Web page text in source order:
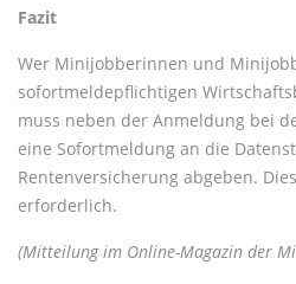
Fazit
Wer Minijobberinnen und
sofortmeldepflichtigen
muss neben der Anmeldung bei
eine Sofortmeldung an die
Rentenversicherung abgeben.
erforderlich.
(Mitteilung im Online-Magazin der